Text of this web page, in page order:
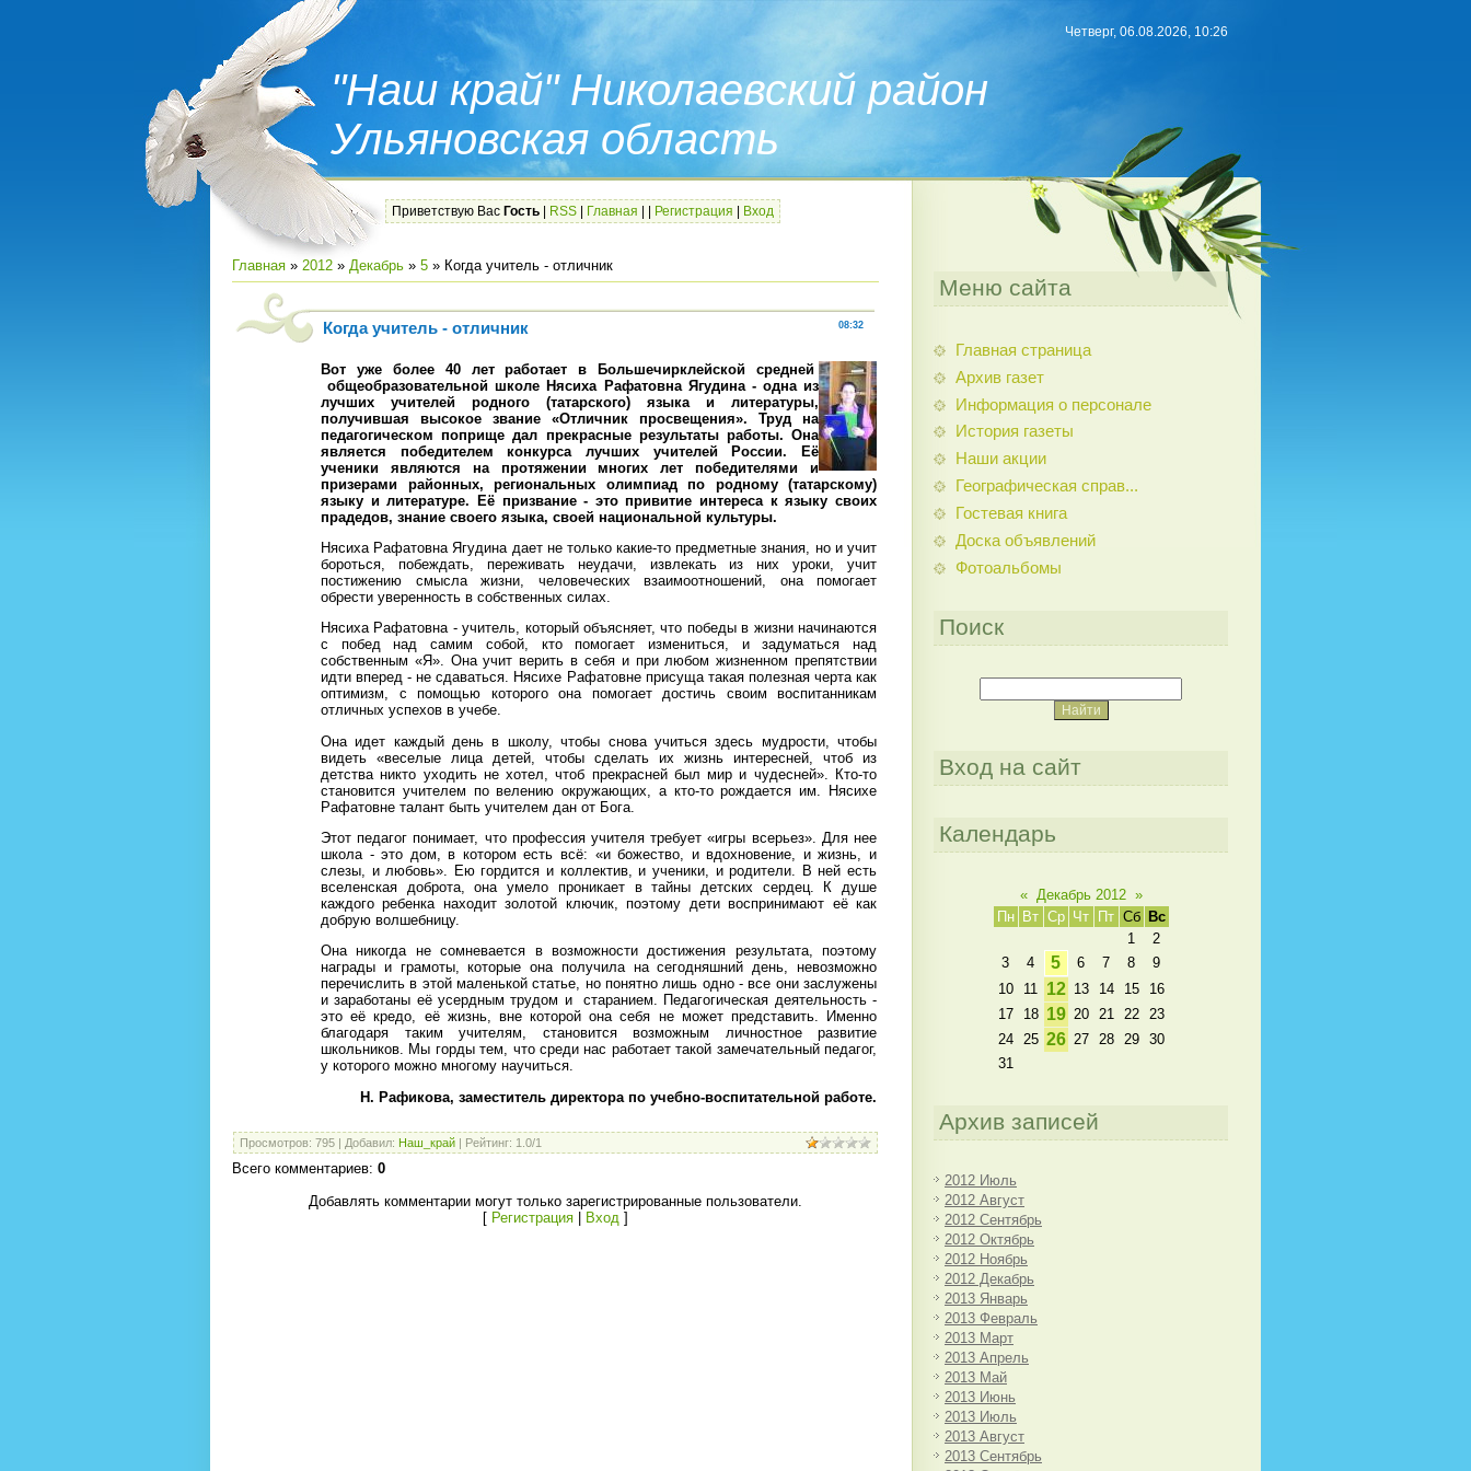
"Наш край" Николаевский район
Ульяновская область
Четверг, 06.08.2026, 10:26
Приветствую Вас Гость RSS Главная Регистрация Вход
Главная » 2012 » Декабрь » 5 » Когда учитель - отличник
08:32
Когда учитель - отличник
Вот уже более 40 лет работает в Большечирклейской средней
общеобразовательной школе Нясиха Рафатовна Ягудина - одна из
лучших учителей родного (татарского) языка и литературы,
получившая высокое звание «Отличник просвещения». Труд на
педагогическом поприще дал прекрасные результаты работы. Она
является победителем конкурса лучших учителей России. Её
ученики являются на протяжении многих лет победителями и
призерами районных, региональных олимпиад по родному (татарскому)
языку и литературе. Её призвание - это привитие интереса к языку своих
прадедов, знание своего языка, своей национальной культуры.
Нясиха Рафатовна Ягудина дает не только какие-то предметные знания, но и учит
бороться, побеждать, переживать неудачи, извлекать из них уроки, учит
постижению смысла жизни, человеческих взаимоотношений, она помогает
обрести уверенность в собственных силах.
Нясиха Рафатовна - учитель, который объясняет, что победы в жизни начинаются
с побед над самим собой, кто помогает измениться, и задуматься над
собственным «Я». Она учит верить в себя и при любом жизненном препятствии
идти вперед - не сдаваться. Нясихе Рафатовне присуща такая полезная черта как
оптимизм, с помощью которого она помогает достичь своим воспитанникам
отличных успехов в учебе.
Она идет каждый день в школу, чтобы снова учиться здесь мудрости, чтобы
видеть «веселые лица детей, чтобы сделать их жизнь интересней, чтоб из
детства никто уходить не хотел, чтоб прекрасней был мир и чудесней». Кто-то
становится учителем по велению окружающих, а кто-то рождается им. Нясихе
Рафатовне талант быть учителем дан от Бога.
Этот педагог понимает, что профессия учителя требует «игры всерьез». Для нее
школа - это дом, в котором есть всё: «и божество, и вдохновение, и жизнь, и
слезы, и любовь». Ею гордится и коллектив, и ученики, и родители. В ней есть
вселенская доброта, она умело проникает в тайны детских сердец. К душе
каждого ребенка находит золотой ключик, поэтому дети воспринимают её как
добрую волшебницу.
Она никогда не сомневается в возможности достижения результата, поэтому
награды и грамоты, которые она получила на сегодняшний день, невозможно
перечислить в этой маленькой статье, но понятно лишь одно - все они заслужены
и заработаны её усердным трудом и
старанием. Педагогическая деятельность -
это её кредо, её жизнь, вне которой она себя не может представить. Именно
благодаря таким учителям, становится возможным личностное развитие
школьников. Мы горды тем, что среди нас работает такой замечательный педагог,
у которого можно многому научиться.
Н. Рафикова, заместитель директора по учебно-воспитательной работе.
Просмотров: 795 Добавил: Наш_край Рейтинг: 1.0/1
Всего комментариев: 0
Добавлять комментарии могут только зарегистрированные пользователи.
[ Регистрация Вход ]
Меню сайта
Главная страница
Архив газет
Информация о персонале
История газеты
Наши акции
Географическая справ...
Гостевая книга
Доска объявлений
Фотоальбомы
Поиск
Вход на сайт
Календарь
« Декабрь 2012 »
Пн
Вт Ср Чт Пт Сб
Вс
1
2
3
4 5 6 7 8
9
10
11 12 13 14 15
16
17
18 19 20 21 22
23
24
25 26 27 28 29
30
31
Архив записей
2012 Июль
2012 Август
2012 Сентябрь
2012 Октябрь
2012 Ноябрь
2012 Декабрь
2013 Январь
2013 Февраль
2013 Март
2013 Апрель
2013 Май
2013 Июнь
2013 Июль
2013 Август
2013 Сентябрь